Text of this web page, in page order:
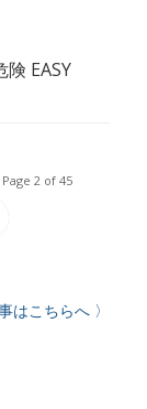
EASY
Page 2 of 45
はこちらへ 〉